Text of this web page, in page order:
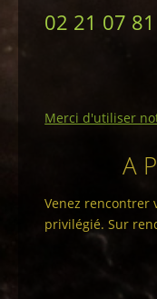
02 21 07
Merci d'utiliser
A
Venez rencontrer
privilégié. Sur